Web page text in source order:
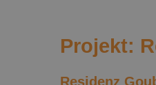
Projekt:
Residenz